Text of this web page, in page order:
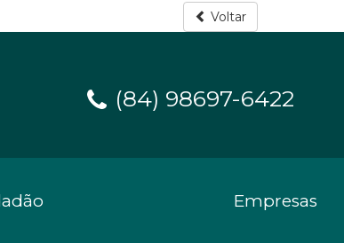
Voltar
(84) 98697-6422
Empresas